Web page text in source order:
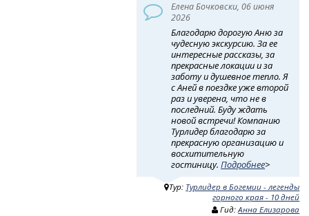
Елена Бочковски, 06 июня
2026
Благодарю дорогую Аню за
чудесную экскурсию. За ее
интересные рассказы, за
прекрасные локации и за
заботу и душевное тепло. Я
с Аней в поездке уже второй
раз и уверена, что не в
последний. Буду ждать
новой встречи! Компанию
Турлидер благодарю за
прекрасную организацию и
восхитительную
гостиницу.Подробнее>
Тур: Турлидер в Богемии - легенды
горного края - 10 дней
Гид:Анна Елизарова